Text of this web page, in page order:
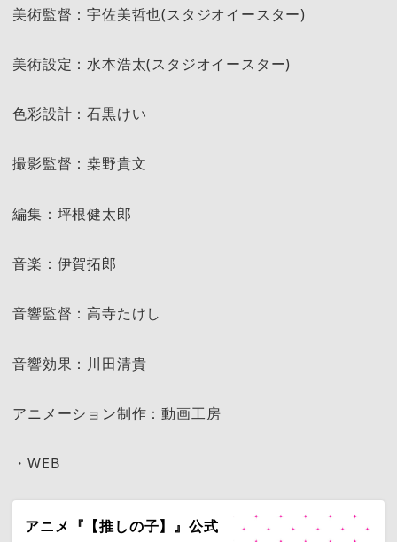
美術監督：宇佐美哲也(スタジオイースター)
美術設定：水本浩太(スタジオイースター)
色彩設計：石黒けい
撮影監督：桒野貴文
編集：坪根健太郎
音楽：伊賀拓郎
音響監督：高寺たけし
音響効果：川田清貴
アニメーション制作：動画工房
・WEB
アニメ『【推しの子】』公式